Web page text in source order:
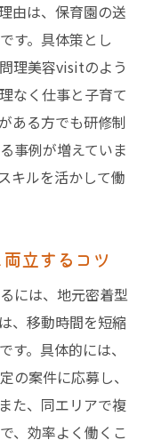
由は、保育園の送
す。具体策とし
理美容visitのよう
なく仕事と子育て
ある方でも研修制
事例が増えていま
キルを活かして働
立するコツ
には、地元密着型
、移動時間を短縮
。具体的には、
の案件に応募し、
た、同エリアで複
、効率よく働くこ